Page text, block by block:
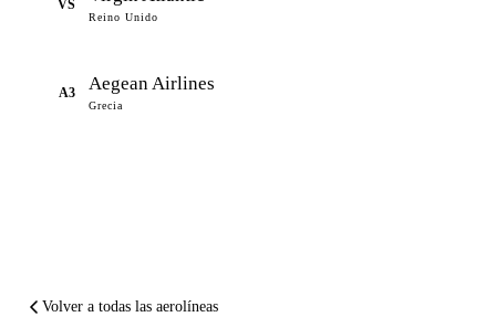
VS
Reino Unido
A3 Aegean Airlines
Grecia
Volver a todas las aerolíneas